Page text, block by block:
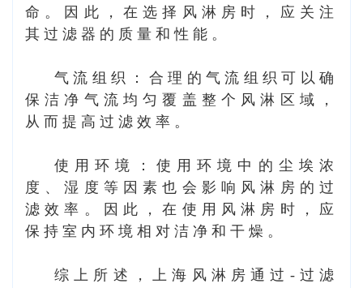
命。因此，在选择风淋房时，应关注
其过滤器的质量和性能。
气流组织：合理的气流组织可以确
保洁净气流均匀覆盖整个风淋区域，
从而提高过滤效率。
使用环境：使用环境中的尘埃浓
度、湿度等因素也会影响风淋房的过
滤效率。因此，在使用风淋房时，应
保持室内环境相对洁净和干燥。
综上所述，上海风淋房通过-过滤